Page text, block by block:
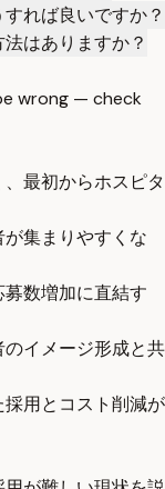
れば良いですか？
はありますか？
wrong — check
最初からホスピタ
集まりやすくな
数増加に直結す
イメージ形成と共
用とコスト削減が